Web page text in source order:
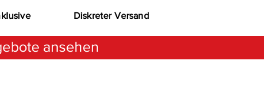
Diskreter Versand
ansehen